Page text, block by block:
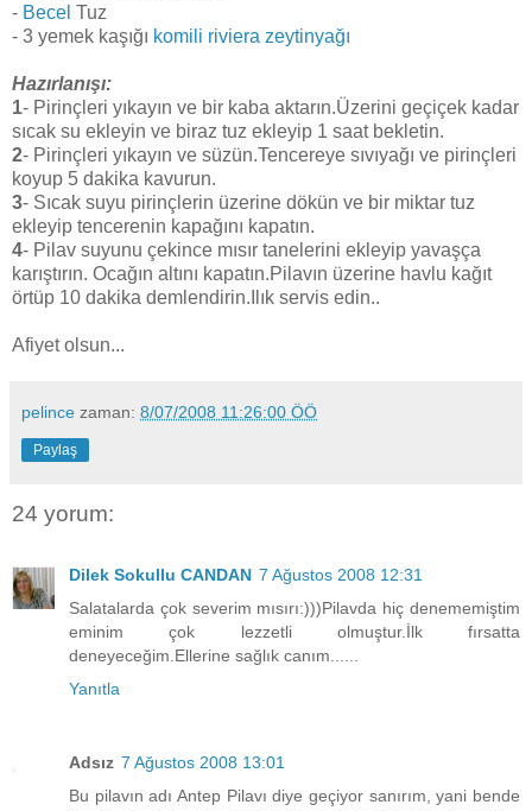
- Becel Tuz
- 3 yemek kaşığı komili riviera zeytinyağı
Hazırlanışı:
1- Pirinçleri yıkayın ve bir kaba aktarın.Üzerini geçiçek kadar
sıcak su ekleyin ve biraz tuz ekleyip 1 saat bekletin.
2- Pirinçleri yıkayın ve süzün.Tencereye sıvıyağı ve pirinçleri
koyup 5 dakika kavurun.
3- Sıcak suyu pirinçlerin üzerine dökün ve bir miktar tuz
ekleyip tencerenin kapağını kapatın.
4- Pilav suyunu çekince mısır tanelerini ekleyip yavaşça
karıştırın. Ocağın altını kapatın.Pilavın üzerine havlu kağıt
örtüp 10 dakika demlendirin.Ilık servis edin..
Afiyet olsun...
pelince zaman: 8/07/2008 11:26:00 ÖÖ
Paylaş
24 yorum:
Dilek Sokullu CANDAN 7 Ağustos 2008 12:31
Salatalarda çok severim mısırı:)))Pilavda hiç denememiştim
eminim çok lezzetli olmuştur.İlk fırsatta
deneyeceğim.Ellerine sağlık canım......
Yanıtla
Adsız 7 Ağustos 2008 13:01
Bu pilavın adı Antep Pilavı diye geçiyor sanırım, yani bende